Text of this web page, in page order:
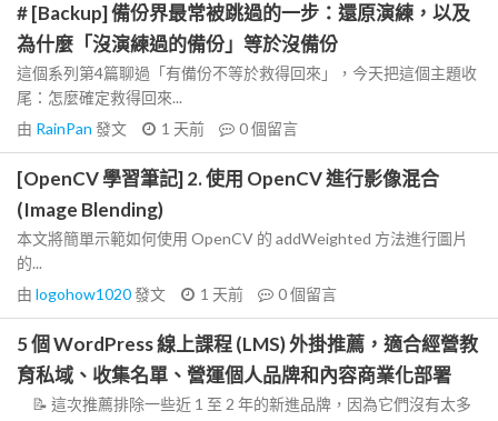
# [Backup] 備份界最常被跳過的一步：還原演練，以及
為什麼「沒演練過的備份」等於沒備份
這個系列第4篇聊過「有備份不等於救得回來」，今天把這個主題收
尾：怎麼確定救得回來...
由 RainPan 發文 1 天前 0個留言
[OpenCV 學習筆記] 2. 使用 OpenCV 進行影像混合
(Image Blending)
本文將簡單示範如何使用 OpenCV 的 addWeighted 方法進行圖片
的...
由 logohow1020發文 1 天前 0個留言
5 個 WordPress 線上課程 (LMS) 外掛推薦，適合經營教
育私域、收集名單、營運個人品牌和內容商業化部署
📝 這次推薦排除一些近 1 至 2 年的新進品牌，因為它們沒有太多